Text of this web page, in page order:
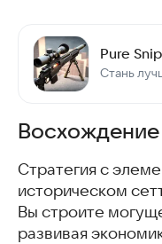
Стратегия с
историческом
Вы строите
развивая